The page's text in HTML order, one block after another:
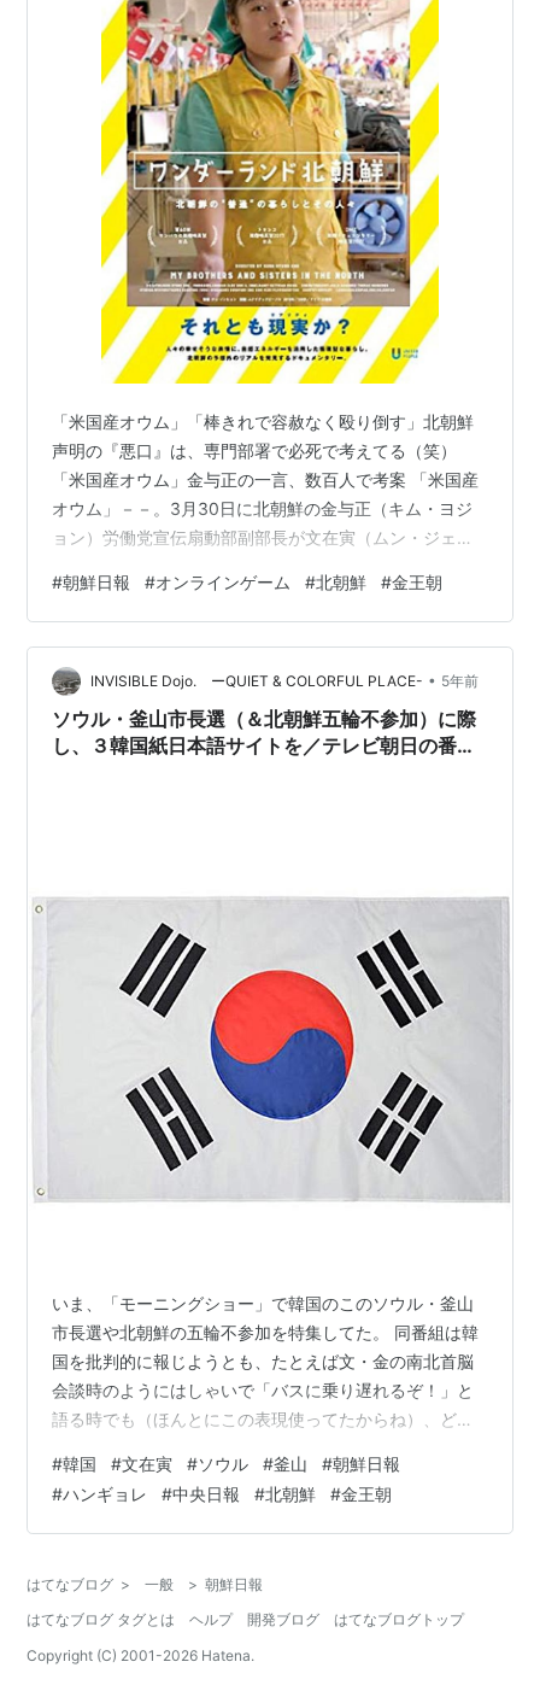
「米国産オウム」「棒きれで容赦なく殴り倒す」北朝鮮
声明の『悪口』は、専門部署で必死で考えてる（笑）
「米国産オウム」金与正の一言、数百人で考案 「米国産
オウム」－－。3月30日に北朝鮮の金与正（キム・ヨジ
ョン）労働党宣伝扇動部副部長が文在寅（ムン・ジェイ
ミサイル発射に懸念を表明すると、朝鮮中央通信を通じ
て発表された。北朝鮮のミサイルを国連決議違反、国際
社会に対する脅威と見なす米国の立場を繰り返したもの
だとして、文大統領をオウムに例えてからかったもの
だ。 ・・・・韓国側に対しては、「文不相応な言いぐ
さ」「特等のあほたち」などと非難した。米国と日本…
#朝鮮日報 #オンラインゲーム #北朝鮮 #金王朝
INVISIBLE Dojo. ーQUIET & COLORFUL PLACE- • 5年前
ソウル・釜山市長選（＆北朝鮮五輪不参加）に際
し、３韓国紙日本語サイトを／テレビ朝日の番組
いま、「モーニングショー」で韓国のこのソウル・釜山
市長選や北朝鮮の五輪不参加を特集してた。 同番組は韓
国を批判的に報じようとも、たとえば文・金の南北首脳
会談時のようにはしゃいで「バスに乗り遅れるぞ！」と
語る時でも（ほんとにこの表現使ってたからね）、どっ
自分が積極的な使用を推奨していた「金（キム）王朝」
という言葉を、地上波電波で使っていたことは記録して
おく。m-dojo.hatenadiary.com それはそれとして、「ワ
ているんだから、そっちをこういう時は詳しく見た方が
いいんじゃない？」と番組…
#韓国 #文在寅 #ソウル #釜山 #朝鮮日報
#ハンギョレ #中央日報 #北朝鮮 #金王朝
はてなブログ > 一般 > 朝鮮日報
はてなブログ タグとは
ヘルプ 開発ブログ
はてなブログトップ
Copyright (C) 2001-2026 Hatena.